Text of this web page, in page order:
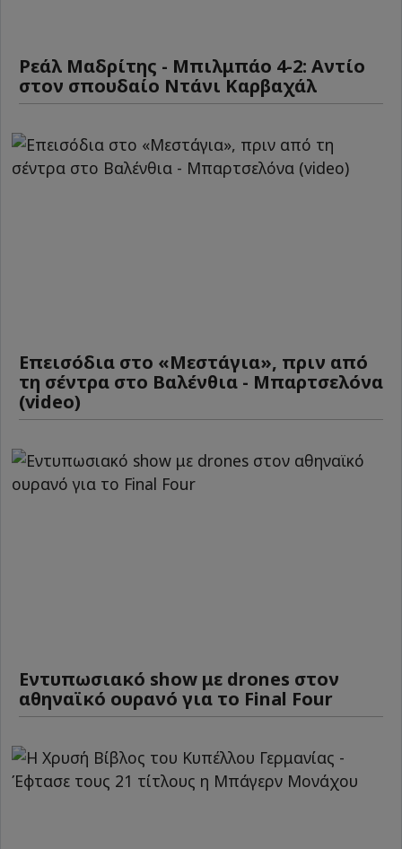
Ρεάλ Μαδρίτης - Μπιλμπάο 4-2: Αντίο
στον σπουδαίο Ντάνι Καρβαχάλ
Επεισόδια στο «Μεστάγια», πριν από
τη σέντρα στο Βαλένθια - Μπαρτσελόνα
(video)
Εντυπωσιακό show με drones στον
αθηναϊκό ουρανό για το Final Four